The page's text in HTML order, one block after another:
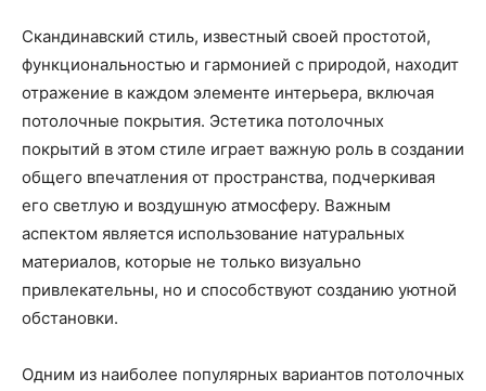
Скандинавский стиль, известный своей простотой,
функциональностью и гармонией с природой, находит
отражение в каждом элементе интерьера, включая
потолочные покрытия. Эстетика потолочных
покрытий в этом стиле играет важную роль в создании
общего впечатления от пространства, подчеркивая
его светлую и воздушную атмосферу. Важным
аспектом является использование натуральных
материалов, которые не только визуально
привлекательны, но и способствуют созданию уютной
обстановки.
Одним из наиболее популярных вариантов потолочных